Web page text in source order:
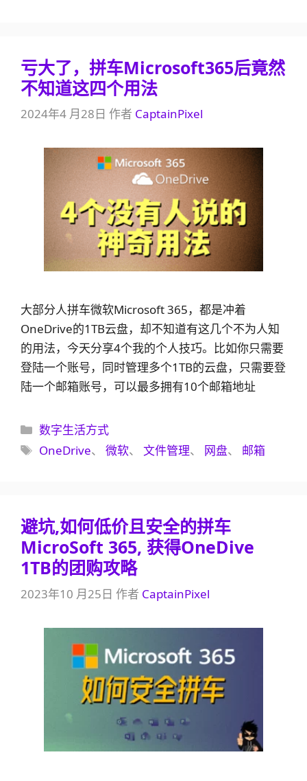
亏大了，拼车Microsoft365后竟然
不知道这四个用法
2024年4 月28日 作者 CaptainPixel
大部分人拼车微软Microsoft 365，都是冲着
OneDrive的1TB云盘，却不知道有这几个不为人知
的用法，今天分享4个我的个人技巧。比如你只需要
登陆一个账号，同时管理多个1TB的云盘，只需要登
陆一个邮箱账号，可以最多拥有10个邮箱地址
分
类
数字生活方式
标
OneDrive、微软、文件管理、 网盘、 邮箱
避坑,如何低价且安全的拼车
MicroSoft 365, 获得OneDive
1TB的团购攻略
2023年10 月25日 作者 CaptainPixel